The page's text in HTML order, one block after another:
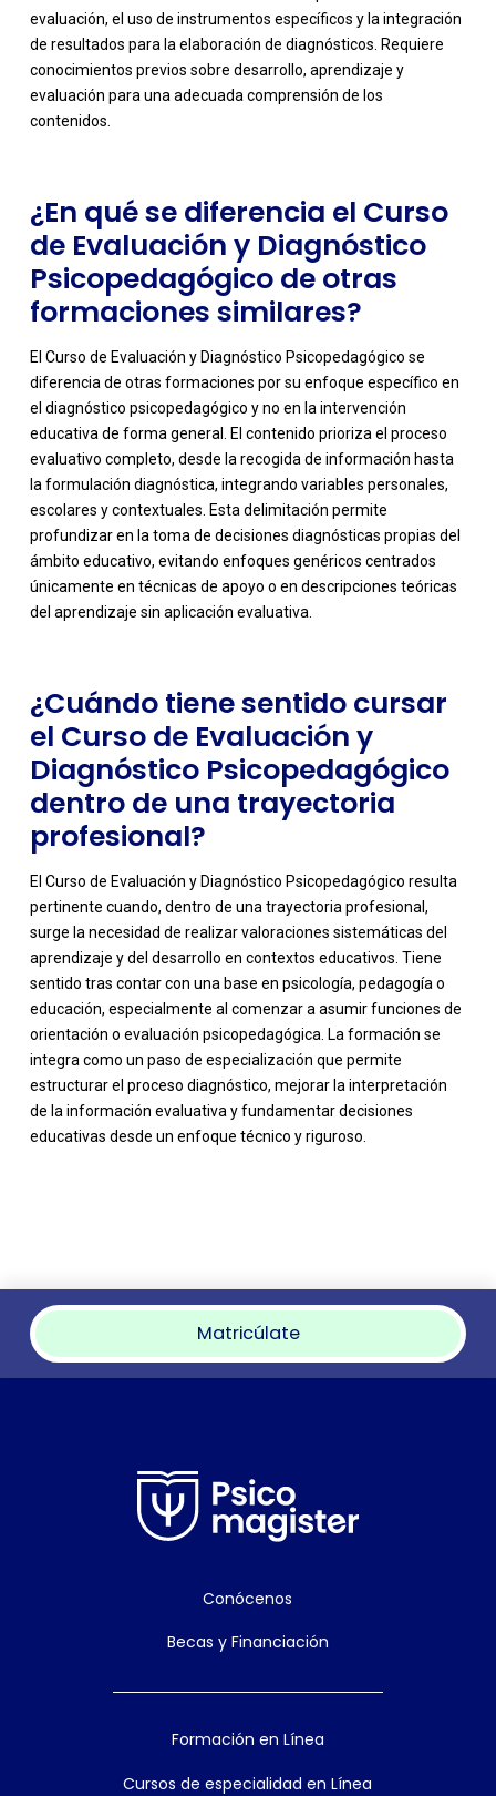
evaluación, el uso de instrumentos específicos y la integración
de resultados para la elaboración de diagnósticos. Requiere
conocimientos previos sobre desarrollo, aprendizaje y
evaluación para una adecuada comprensión de los
contenidos.
-
¿En qué se diferencia el Curso
de Evaluación y Diagnóstico
Psicopedagógico de otras
formaciones similares?
El Curso de Evaluación y Diagnóstico Psicopedagógico se
diferencia de otras formaciones por su enfoque específico en
el diagnóstico psicopedagógico y no en la intervención
educativa de forma general. El contenido prioriza el proceso
evaluativo completo, desde la recogida de información hasta
la formulación diagnóstica, integrando variables personales,
escolares y contextuales. Esta delimitación permite
profundizar en la toma de decisiones diagnósticas propias del
ámbito educativo, evitando enfoques genéricos centrados
únicamente en técnicas de apoyo o en descripciones teóricas
del aprendizaje sin aplicación evaluativa.
-
¿Cuándo tiene sentido cursar
el Curso de Evaluación y
Diagnóstico Psicopedagógico
dentro de una trayectoria
profesional?
El Curso de Evaluación y Diagnóstico Psicopedagógico resulta
pertinente cuando, dentro de una trayectoria profesional,
surge la necesidad de realizar valoraciones sistemáticas del
aprendizaje y del desarrollo en contextos educativos. Tiene
sentido tras contar con una base en psicología, pedagogía o
educación, especialmente al comenzar a asumir funciones de
orientación o evaluación psicopedagógica. La formación se
integra como un paso de especialización que permite
estructurar el proceso diagnóstico, mejorar la interpretación
de la información evaluativa y fundamentar decisiones
educativas desde un enfoque técnico y riguroso.
Matricúlate
Conócenos
Becas y Financiación
Formación en Línea
Cursos de especialidad en Línea